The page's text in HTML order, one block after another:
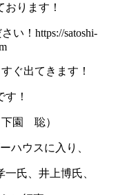
ります！
い！https://satoshi-
ぐ出てきます！
！
園 聡）
ハウスに入り、
氏、井上博氏、